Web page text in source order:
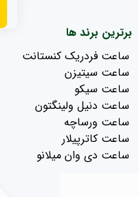
برترین برند ها
ساعت فردریک کنستانت
ساعت سیتیزن
ساعت سیکو
ساعت دنیل ولینگتون
ساعت ورساچه
ساعت کاترپیلار
ساعت دی وان میلانو